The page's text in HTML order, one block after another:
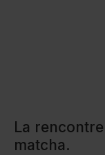
La
matcha.